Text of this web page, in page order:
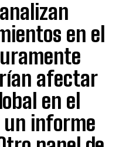
en el
afectar
en el
un informe